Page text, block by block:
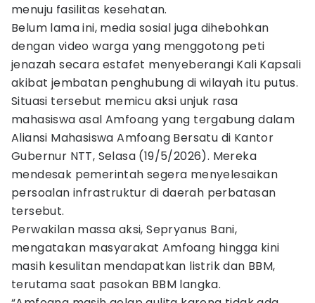
menuju fasilitas kesehatan.
Belum lama ini, media sosial juga dihebohkan
dengan video warga yang menggotong peti
jenazah secara estafet menyeberangi Kali Kapsali
akibat jembatan penghubung di wilayah itu putus.
Situasi tersebut memicu aksi unjuk rasa
mahasiswa asal Amfoang yang tergabung dalam
Aliansi Mahasiswa Amfoang Bersatu di Kantor
Gubernur NTT, Selasa (19/5/2026). Mereka
mendesak pemerintah segera menyelesaikan
persoalan infrastruktur di daerah perbatasan
tersebut.
Perwakilan massa aksi, Sepryanus Bani,
mengatakan masyarakat Amfoang hingga kini
masih kesulitan mendapatkan listrik dan BBM,
terutama saat pasokan BBM langka.